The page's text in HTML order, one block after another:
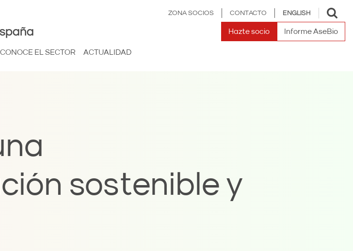
ZONA SOCIOS CONTACTO ENGLISH
Toggle
search
Hazte socio Informe AseBio
CONOCE EL SECTOR ACTUALIDAD
sostenible y